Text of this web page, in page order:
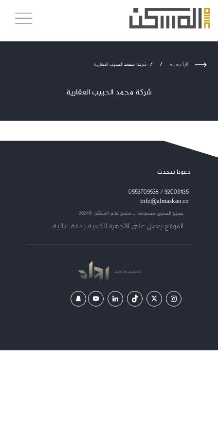
الرئيسية /
/ شركة محمد الحبيب العقارية
شركة محمد الحبيب العقارية
دعونا نتحدث
920031135 / 0553709538
info@almaskan.co
جميع الحقوق محفوظة لـمصنع عالم المسكن ©2024
الموقع يعمل على الاجهزة الكفية بدقة عالية
تصميموتنفيذ